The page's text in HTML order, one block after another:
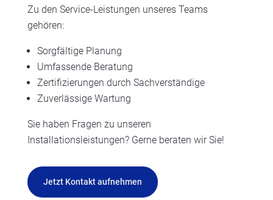
Zu den Service-Leistungen unseres Teams
gehören:
Sorgfältige Planung
Umfassende Beratung
Zertifizierungen durch Sachverständige
Zuverlässige Wartung
Sie haben Fragen zu unseren
Installationsleistungen? Gerne beraten wir Sie!
Jetzt Kontakt aufnehmen